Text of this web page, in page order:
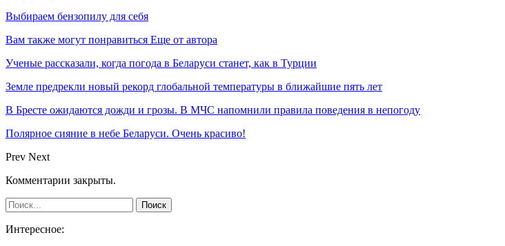
Выбираем бензопилу для себя
Вам также могут понравиться Еще от автора
Ученые рассказали, когда погода в Беларуси станет, как в Турции
Земле предрекли новый рекорд глобальной температуры в ближайшие пять лет
В Бресте ожидаются дожди и грозы. В МЧС напомнили правила поведения в непогоду
Полярное сияние в небе Беларуси. Очень красиво!
Prev Next
Комментарии закрыты.
Интересное: